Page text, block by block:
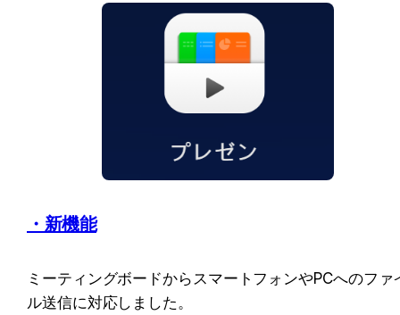
・新機能
ミーティングボードからスマートフォンやPCへのファ
ル送信に対応しました。